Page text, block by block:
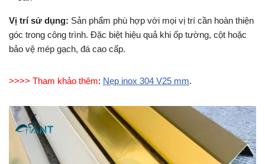
Vị trí sử dụng: Sản phẩm phù hợp với mọi vị trí cần hoàn thiện
góc trong công trình. Đặc biệt hiệu quả khi ốp tường, cột hoặc
bảo vệ mép gạch, đá cao cấp.
>>>> Tham khảo thêm: Nẹp inox 304 V25 mm.